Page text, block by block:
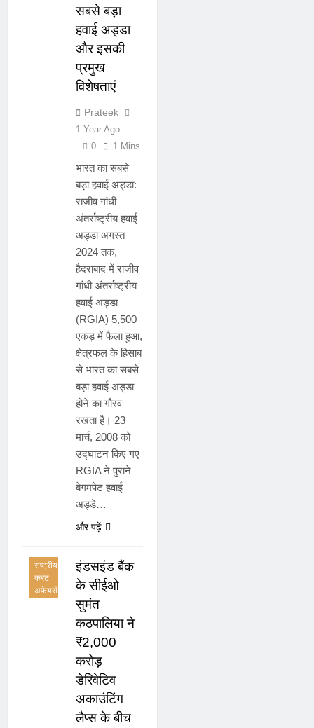
सबसे बड़ा
हवाई अड्डा
और इसकी
प्रमुख
विशेषताएं
Prateek
1 Year Ago
0
1 Mins
भारत का सबसे
बड़ा हवाई अड्डा:
राजीव गांधी
अंतर्राष्ट्रीय हवाई
अड्डा अगस्त
2024 तक,
हैदराबाद में राजीव
गांधी अंतर्राष्ट्रीय
हवाई अड्डा
(RGIA) 5,500
एकड़ में फैला हुआ,
क्षेत्रफल के हिसाब
से भारत का सबसे
बड़ा हवाई अड्डा
होने का गौरव
रखता है। 23
मार्च, 2008 को
उद्घाटन किए गए
RGIA ने पुराने
बेगमपेट हवाई
अड्डे…
और पढ़ें
राष्ट्रीय
करंट
अफेयर्स
इंडसइंड बैंक
के सीईओ
सुमंत
कठपालिया ने
₹2,000
करोड़
डेरिवेटिव
अकाउंटिंग
लैप्स के बीच